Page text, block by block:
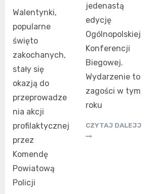
Walentynki,
popularne
święto
zakochanych,
stały się
okazją do
przeprowadze
nia akcji
profilaktycznej
przez
Komendę
Powiatową
Policji
jedenastą
edycję
Ogólnopolskiej
Konferencji
Biegowej.
Wydarzenie to
zagości w tym
roku
CZYTAJ DALEJJ